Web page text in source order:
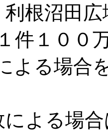
根沼田広
件１００
よる場
よる場合